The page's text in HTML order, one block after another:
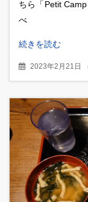
ちら「Petit
べ
続きを読む
2023年2月21日